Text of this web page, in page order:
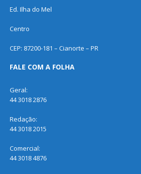
Ed. Ilha do Mel
Centro
CEP: 87200-181 – Cianorte – PR
FALE COM A FOLHA
Geral:
44 3018 2876
Redação:
44 3018 2015
Comercial:
44 3018 4876